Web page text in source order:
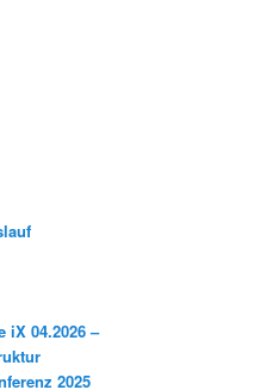
04.2026 –
2025